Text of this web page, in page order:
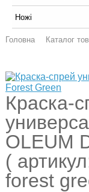
Ножі
Головна Каталог
Краска-
OLEUM
(
forest